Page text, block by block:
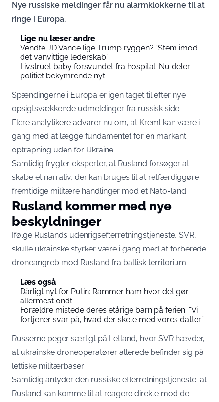
Nye russiske meldinger får nu alarmklokkerne til at
ringe i Europa.
Lige nu læser andre
Vendte JD Vance lige Trump ryggen? “Stem imod
det vanvittige lederskab”
Livstruet baby forsvundet fra hospital: Nu deler
politiet bekymrende nyt
Spændingerne i Europa er igen taget til efter nye
opsigtsvækkende udmeldinger fra russisk side.
Flere analytikere advarer nu om, at Kreml kan være i
gang med at lægge fundamentet for en markant
optrapning uden for Ukraine.
Samtidig frygter eksperter, at Rusland forsøger at
skabe et narrativ, der kan bruges til at retfærdiggøre
fremtidige militære handlinger mod et Nato-land.
Rusland kommer med nye
beskyldninger
Ifølge Ruslands udenrigsefterretningstjeneste, SVR,
skulle ukrainske styrker være i gang med at forberede
droneangreb mod Rusland fra baltisk territorium.
Læs også
Dårligt nyt for Putin: Rammer ham hvor det gør
allermest ondt
Forældre mistede deres etårige barn på ferien: “Vi
fortjener svar på, hvad der skete med vores datter”
Russerne peger særligt på Letland, hvor SVR hævder,
at ukrainske droneoperatører allerede befinder sig på
lettiske militærbaser.
Samtidig antyder den russiske efterretningstjeneste, at
Rusland kan komme til at reagere direkte mod de